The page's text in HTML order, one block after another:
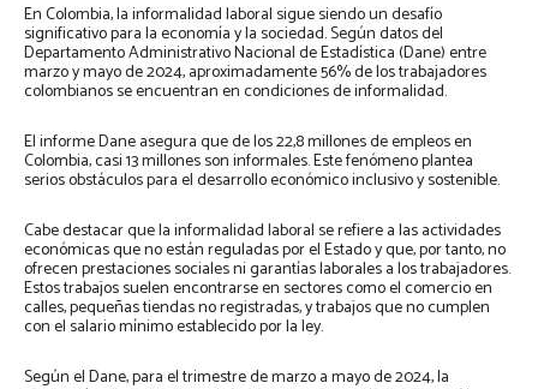
En Colombia, la informalidad laboral sigue siendo un desafío
significativo para la economía y la sociedad. Según datos del
Departamento Administrativo Nacional de Estadística (Dane) entre
marzo y mayo de 2024, aproximadamente 56% de los trabajadores
colombianos se encuentran en condiciones de informalidad.
El informe Dane asegura que de los 22,8 millones de empleos en
Colombia, casi 13 millones son informales. Este fenómeno plantea
serios obstáculos para el desarrollo económico inclusivo y sostenible.
Cabe destacar que la informalidad laboral se refiere a las actividades
económicas que no están reguladas por el Estado y que, por tanto, no
ofrecen prestaciones sociales ni garantías laborales a los trabajadores.
Estos trabajos suelen encontrarse en sectores como el comercio en
calles, pequeñas tiendas no registradas, y trabajos que no cumplen
con el salario mínimo establecido por la ley.
Según el Dane, para el trimestre de marzo a mayo de 2024, la